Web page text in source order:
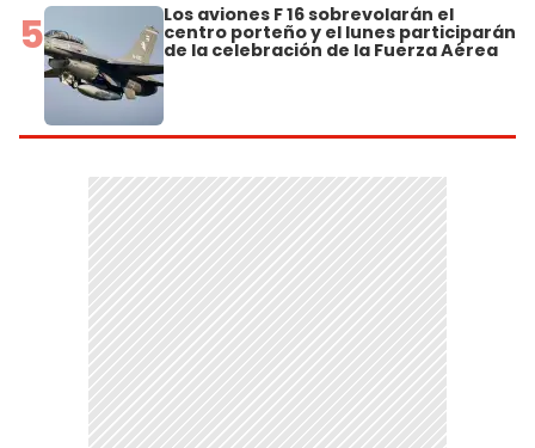
5 Los aviones F 16 sobrevolarán el
centro porteño y el lunes participarán
de la celebración de la Fuerza Aérea